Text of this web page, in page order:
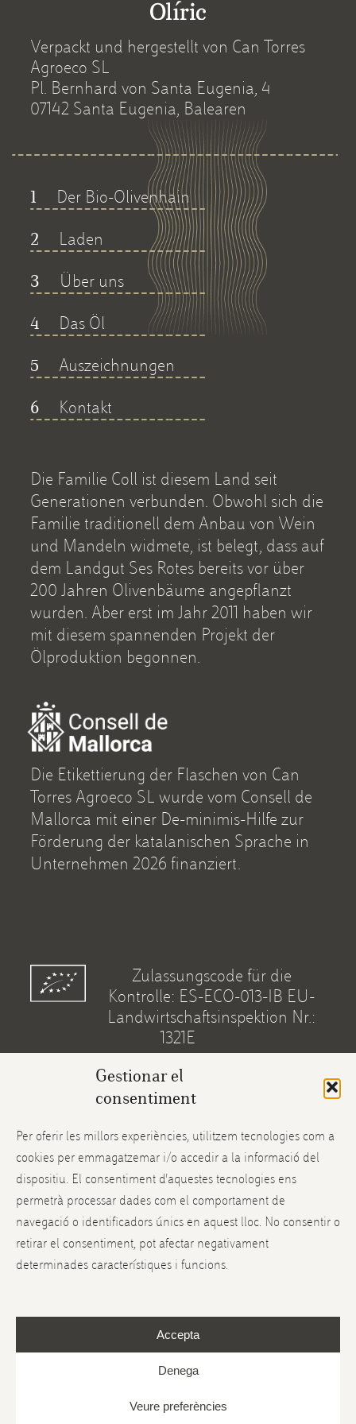
Gestionar el
consentiment
Per oferir les millors experiències, utilitzem tecnologies com a
cookies per emmagatzemar i/o accedir a la informació del
dispositiu. El consentiment d'aquestes tecnologies ens
permetrà processar dades com el comportament de
navegació o identificadors únics en aquest lloc. No consentir o
retirar el consentiment, pot afectar negativament
determinades característiques i funcions.
Accepta
Denega
Veure preferències
Verpackt und hergestellt von Can Torres
Agroeco SL
Pl. Bernhard von Santa Eugenia, 4
07142 Santa Eugenia, Balearen
1 Der Bio-Olivenhain
2 Laden
3 Über uns
4 Das Öl
5 Auszeichnungen
6 Kontakt
Die Familie Coll ist diesem Land seit
Generationen verbunden. Obwohl sich die
Familie traditionell dem Anbau von Wein
und Mandeln widmete, ist belegt, dass auf
dem Landgut Ses Rotes bereits vor über
200 Jahren Olivenbäume angepflanzt
wurden. Aber erst im Jahr 2011 haben wir
mit diesem spannenden Projekt der
Ölproduktion begonnen.
Die Etikettierung der Flaschen von Can
Torres Agroeco SL wurde vom Consell de
Mallorca mit einer De-minimis-Hilfe zur
Förderung der katalanischen Sprache in
Unternehmen 2026 finanziert.
Zulassungscode für die
Kontrolle: ES-ECO-013-IB EU-
Landwirtschaftsinspektion Nr.:
1321E
Mein Account
Versand und Rücksendungen
Instagram
Facebook
Twitter
Datenschutzerklärung
Rechtlicher Hinweis
Cookie-Richtlinie
–2026